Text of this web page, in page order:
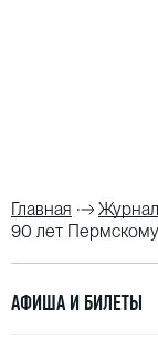
Главная
Журнал
90 лет
АФИША И БИЛЕТЫ